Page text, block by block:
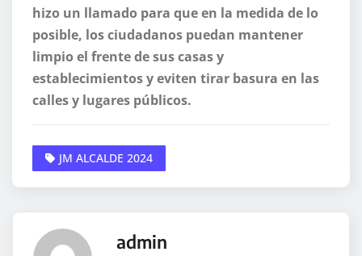
hizo un llamado para que en la medida de lo
posible, los ciudadanos puedan mantener
limpio el frente de sus casas y
establecimientos y eviten tirar basura en las
calles y lugares públicos.
JM ALCALDE 2024
admin